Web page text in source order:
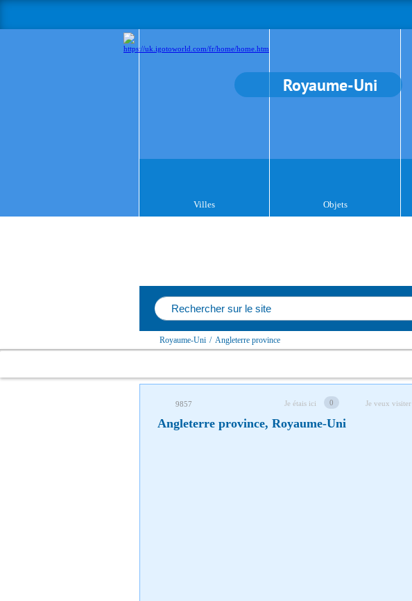
Royaume-Uni
Villes Objets
Royaume-Uni / Angleterre province
9857 Je étais ici 0 Je veux visiter
Angleterre province, Royaume-Uni